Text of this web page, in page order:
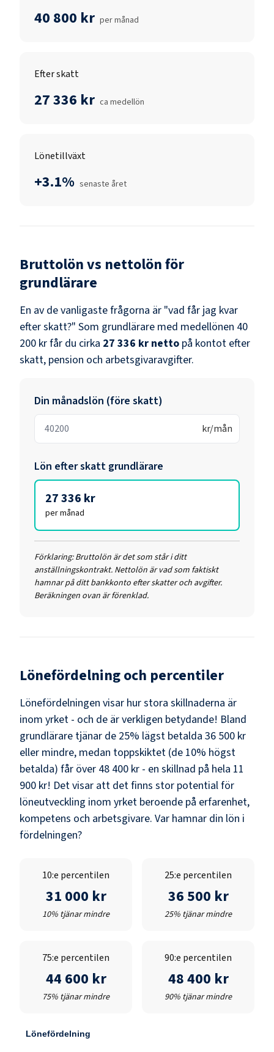
40 800 kr per månad
Efter skatt
27 336 kr ca medellön
Lönetillväxt
+3.1% senaste året
Bruttolön vs nettolön för
grundlärare
En av de vanligaste frågorna är "vad får jag kvar
efter skatt?" Som grundlärare med medellönen 40
200 krfår du cirka 27 336 kr netto på kontot efter
skatt, pension och arbetsgivaravgifter.
Din månadslön (före skatt)
kr/mån
Lön efter skatt grundlärare
27 336 kr
per månad
Förklaring: Bruttolön är det som står i ditt
anställningskontrakt. Nettolön är vad som faktiskt
hamnar på ditt bankkonto efter skatter och avgifter.
Beräkningen ovan är förenklad.
Lönefördelning och percentiler
Lönefördelningen visar hur stora skillnaderna är
inom yrket - och de är verkligen betydande! Bland
grundlärare tjänar de 25% lägst betalda 36 500 kr
eller mindre, medan toppskiktet (de 10% högst
betalda) får över 48 400 kr - en skillnad på hela 11
900 kr! Det visar att det finns stor potential för
löneutveckling inom yrket beroende på erfarenhet,
kompetens och arbetsgivare. Var hamnar din lön i
fördelningen?
10:e percentilen
31 000 kr
10% tjänar mindre
25:e percentilen
36 500 kr
25% tjänar mindre
75:e percentilen
44 600 kr
75% tjänar mindre
90:e percentilen
48 400 kr
90% tjänar mindre
Lönefördelning